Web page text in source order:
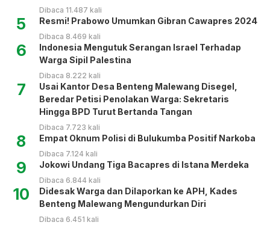
Dibaca 11.487 kali
5 Resmi! Prabowo Umumkan Gibran Cawapres 2024
Dibaca 8.469 kali
6
Indonesia Mengutuk Serangan Israel Terhadap
Warga Sipil Palestina
Dibaca 8.222 kali
7
Usai Kantor Desa Benteng Malewang Disegel,
Beredar Petisi Penolakan Warga: Sekretaris
Hingga BPD Turut Bertanda Tangan
Dibaca 7.723 kali
8 Empat Oknum Polisi di Bulukumba Positif Narkoba
Dibaca 7.124 kali
9 Jokowi Undang Tiga Bacapres di Istana Merdeka
Dibaca 6.844 kali
10
Didesak Warga dan Dilaporkan ke APH, Kades
Benteng Malewang Mengundurkan Diri
Dibaca 6.451 kali